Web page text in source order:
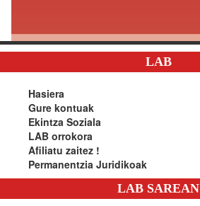
LAB
Hasiera
Gure kontuak
Ekintza Soziala
LAB orrokora
Afiliatu zaitez !
Permanentzia Juridikoak
LAB SAREAN